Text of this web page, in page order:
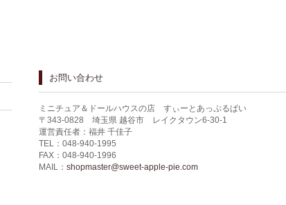
お問い合わせ
ミニチュア＆ドールハウスの店 すぃーとあっぷるぱい
〒343-0828 埼玉県 越谷市 レイクタウン6-30-1
運営責任者：福井 千佳子
TEL：048-940-1995
FAX：048-940-1996
MAIL： shopmaster@sweet-apple-pie.com